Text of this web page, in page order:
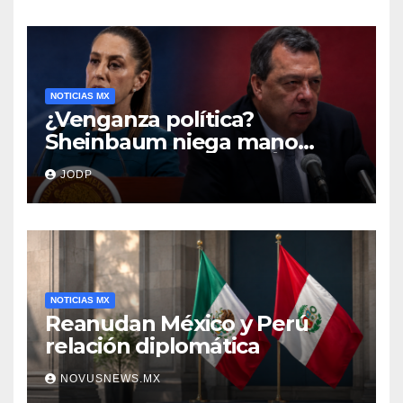
NOTICIAS MX
¿Venganza política?
Sheinbaum niega mano
negra en captura de Ángel
Aguirre
JODP
NOTICIAS MX
Reanudan México y Perú
relación diplomática
NOVUSNEWS.MX